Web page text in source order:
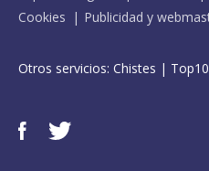
Cookies
Publicidad y
Otros servicios: Chistes |